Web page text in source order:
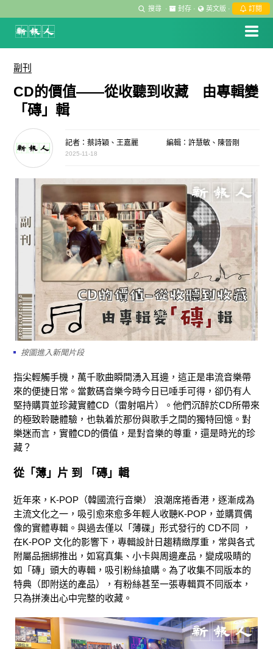
搜尋 · 封存 · 英文版 · 訂閱
副刊
CD的價值——從收聽到收藏 由專輯變
「磚」輯
記者：蔡詩穎、王嘉麗 編輯：許慧敏、陳晉剛
2025-11-18
按圖進入新聞片段
指尖輕觸手機，萬千歌曲瞬間湧入耳邊，這正是串流音樂帶
來的便捷日常。當數碼音樂今時今日已唾手可得，卻仍有人
堅持購買並珍藏實體CD（雷射唱片）。他們沉醉於CD所帶來
的極致聆聽體驗，也執着於那份與歌手之間的獨特回憶。對
樂迷而言，實體CD的價值，是對音樂的尊重，還是時光的珍
藏？
從「薄」片 到 「磚」輯
近年來，K-POP（韓國流行音樂） 浪潮席捲香港，逐漸成為
主流文化之一，吸引愈來愈多年輕人收聽K-POP，並購買偶
像的實體專輯。與過去僅以「薄碟」形式發行的 CD不同 ，
在K-POP 文化的影響下，專輯設計日趨精緻厚重，常與各式
附屬品捆綁推出，如寫真集、小卡與周邊產品，變成吸睛的
如「磚」頭大的專輯，吸引粉絲搶購。為了收集不同版本的
特典（即附送的產品），有粉絲甚至一張專輯買不同版本，
只為拼湊出心中完整的收藏。